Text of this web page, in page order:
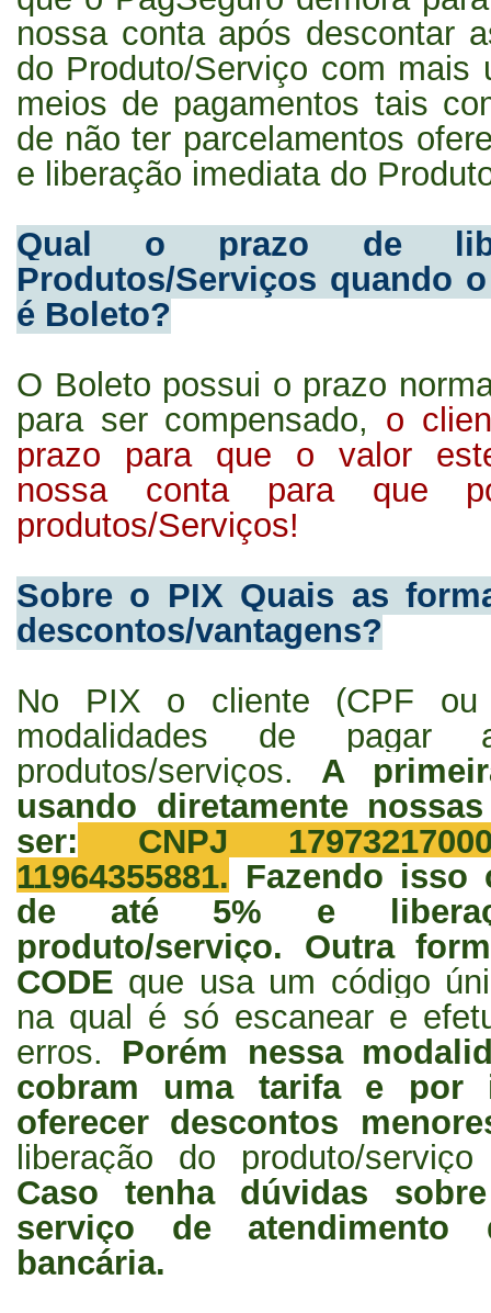
nossa conta após descontar
do Produto/Serviço com mais
meios de pagamentos tais
de não ter parcelamentos
e liberação imediata do
Qual o prazo de
Produtos/Serviços quando
é Boleto?
O Boleto possui o prazo
para ser compensado, o
prazo para que o valor
nossa conta para que
produtos/Serviços!
Sobre o PIX Quais as
descontos/vantagens?
No PIX o cliente (CPF ou
modalidades de pagar
produtos/serviços. A
usando diretamente
ser: CNPJ
11964355881. Fazendo isso
de até 5% e
produto/serviço. Outra
CODE que usa um código
na qual é só escanear e
erros. Porém nessa
cobram uma tarifa e por
oferecer descontos
liberação do produto/
Caso tenha dúvidas
serviço de atendimento
bancária.